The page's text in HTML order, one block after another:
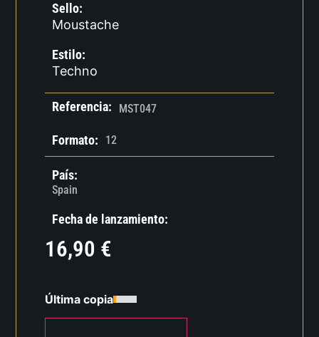
Sello:
Moustache
Estilo:
Techno
Referencia: MST047
Formato: 12
País:
Spain
Fecha de lanzamiento:
16,90 €
Última copia